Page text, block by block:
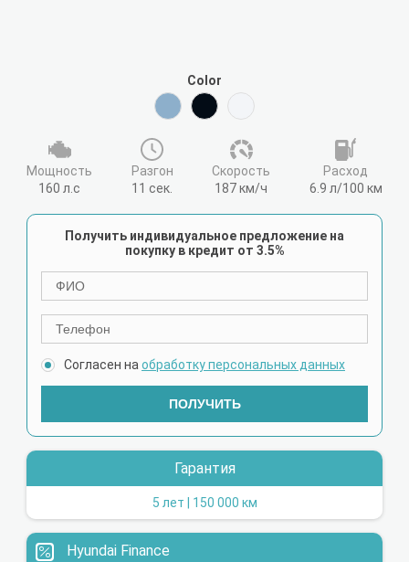
Мощность
160 л.с
Разгон
11 сек.
Cкорость
187 км/ч
Расход
6.9 л/100 км
Color
Получить индивидуальное предложение на
покупку в кредит от 3.5%
Согласен на обработку персональных данных
ПОЛУЧИТЬ
Гарантия
5 лет | 150 000 км
Hyundai Finance